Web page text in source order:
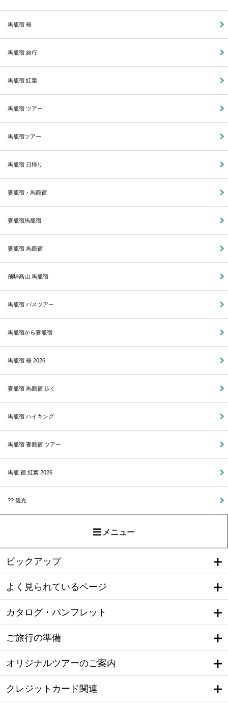
馬籠宿 桜
馬籠宿 旅行
馬籠宿 紅葉
馬籠宿 ツアー
馬籠宿ツアー
馬籠宿 日帰り
妻籠宿・馬籠宿
妻籠宿馬籠宿
妻籠宿 馬籠宿
飛騨高山 馬籠宿
馬籠宿 バスツアー
馬籠宿から妻籠宿
馬籠宿 桜 2026
妻籠宿 馬籠宿 歩く
馬籠宿 ハイキング
馬籠宿 妻籠宿 ツアー
馬籠 宿 紅葉 2026
?? 観光
メニュー
ピックアップ
よく見られているページ
カタログ・パンフレット
ご旅行の準備
オリジナルツアーのご案内
クレジットカード関連